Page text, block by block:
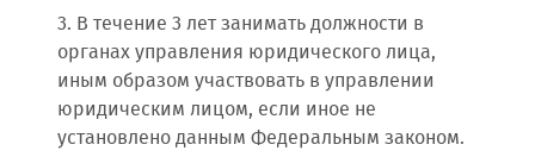
3. В течение 3 лет занимать должности в
органах управления юридического лица,
иным образом участвовать в управлении
юридическим лицом, если иное не
установлено данным Федеральным законом.